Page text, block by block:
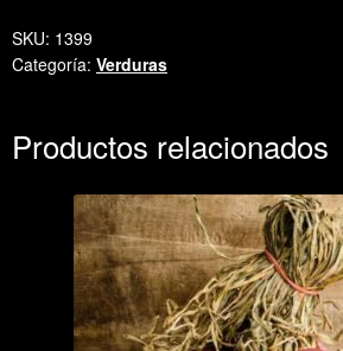
SKU: 1399
Categoría: Verduras
Productos relacionados